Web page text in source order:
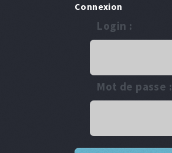
Connexion
Login :
Mot de passe :